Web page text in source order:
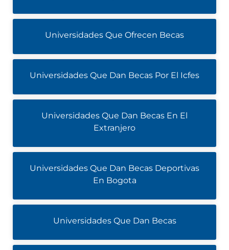
Universidades Que Ofrecen Becas
Universidades Que Dan Becas Por El Icfes
Universidades Que Dan Becas En El
Extranjero
Universidades Que Dan Becas Deportivas
En Bogota
Universidades Que Dan Becas